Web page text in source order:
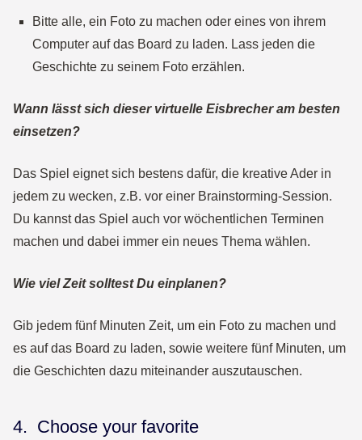
Bitte alle, ein Foto zu machen oder eines von ihrem
Computer auf das Board zu laden. Lass jeden die
Geschichte zu seinem Foto erzählen.
Wann lässt sich dieser virtuelle Eisbrecher am besten
einsetzen?
Das Spiel eignet sich bestens dafür, die kreative Ader in
jedem zu wecken, z.B. vor einer Brainstorming-Session.
Du kannst das Spiel auch vor wöchentlichen Terminen
machen und dabei immer ein neues Thema wählen.
Wie viel Zeit solltest Du einplanen?
Gib jedem fünf Minuten Zeit, um ein Foto zu machen und
es auf das Board zu laden, sowie weitere fünf Minuten, um
die Geschichten dazu miteinander auszutauschen.
4. Choose your favorite